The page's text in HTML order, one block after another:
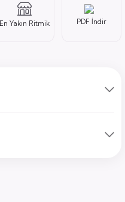
En Yakın Ritmik PDF İndir